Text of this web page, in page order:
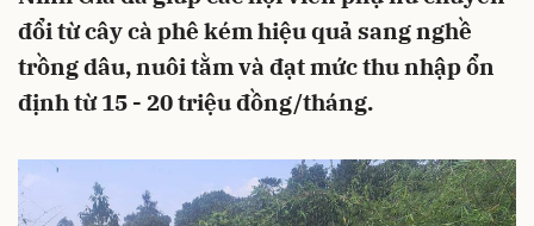
đổi từ cây cà phê kém hiệu quả sang nghề
trồng dâu, nuôi tằm và đạt mức thu nhập ổn
định từ 15 - 20 triệu đồng/tháng.